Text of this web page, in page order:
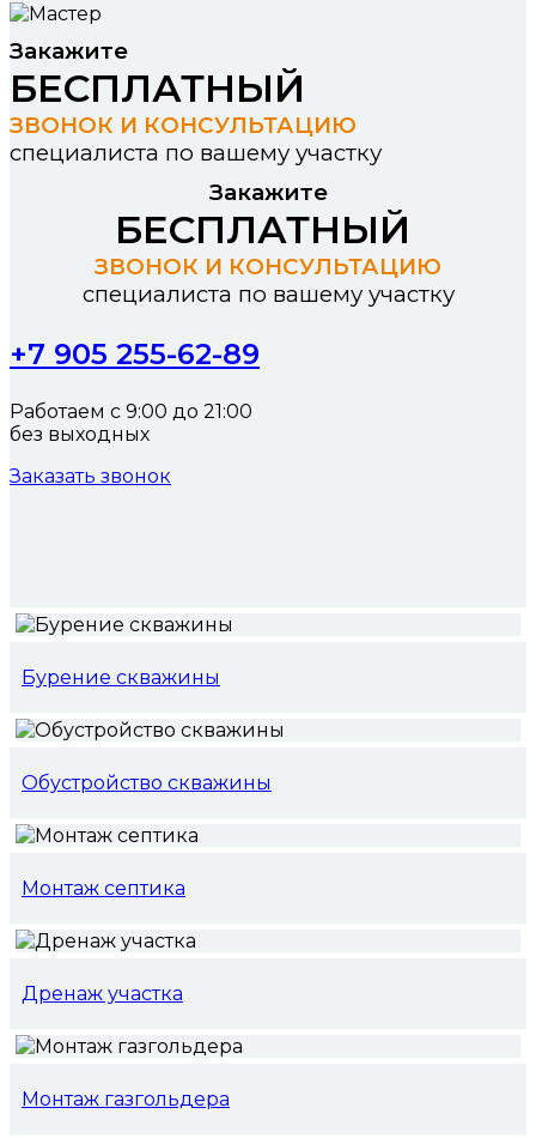
Закажите
БЕСПЛАТНЫЙ
ЗВОНОК И КОНСУЛЬТАЦИЮ
специалиста по вашему участку
Закажите
БЕСПЛАТНЫЙ
ЗВОНОК И КОНСУЛЬТАЦИЮ
специалиста по вашему участку
+7 905 255-62-89
Работаем с 9:00 до 21:00
без выходных
Заказать звонок
Бурение скважины
Обустройство скважины
Монтаж септика
Дренаж участка
Монтаж газгольдера